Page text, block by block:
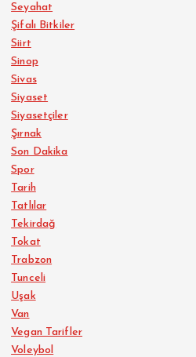
Seyahat
Şifalı Bitkiler
Siirt
Sinop
Sivas
Siyaset
Siyasetçiler
Şırnak
Son Dakika
Spor
Tarih
Tatlılar
Tekirdağ
Tokat
Trabzon
Tunceli
Uşak
Van
Vegan Tarifler
Voleybol